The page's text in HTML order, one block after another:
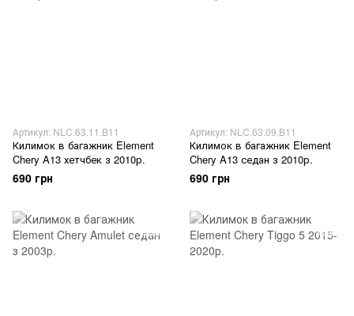
Артикул: NLC.63.11.B11
Килимок в багажник Element
Chery A13 хетчбек з 2010р.
690 грн
Артикул: NLC.63.09.B11
Килимок в багажник Element
Chery A13 седан з 2010р.
690 грн